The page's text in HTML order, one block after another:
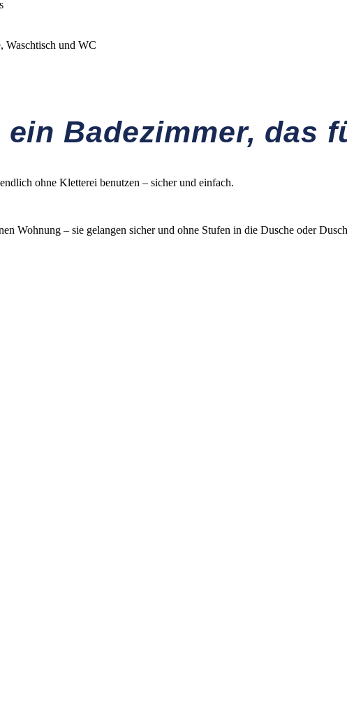
Waschtisch und WC
Badezimmer, das
ohne Kletterei benutzen – sicher und einfach.
Wohnung – sie gelangen sicher und ohne Stufen in die Dusche oder